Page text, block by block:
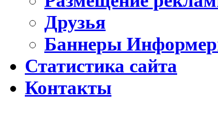
Друзья
Баннеры
Статистика сайта
Контакты